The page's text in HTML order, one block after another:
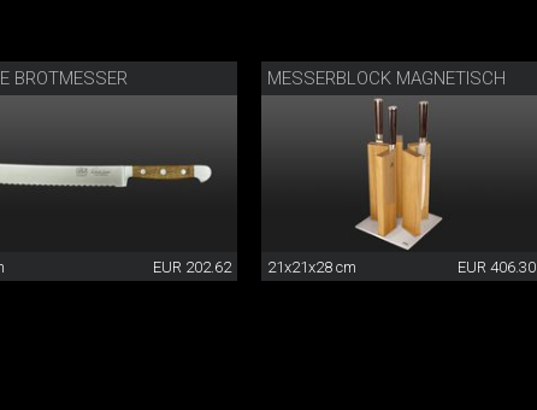
BROTMESSER
EUR 202.62
MESSERBLOCK MAGNETISCH
21x21x28 cm EUR 406.30